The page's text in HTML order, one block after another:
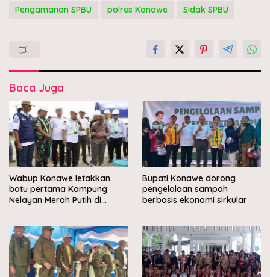
Pengamanan SPBU polres Konawe Sidak SPBU
Baca Juga
Wabup Konawe letakkan
batu pertama Kampung
Nelayan Merah Putih di
Bupati Konawe dorong
pengelolaan sampah
berbasis ekonomi sirkular